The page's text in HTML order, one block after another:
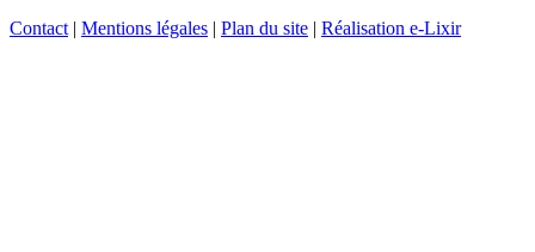
Contact | Mentions légales | Plan du site | Réalisation e-Lixir